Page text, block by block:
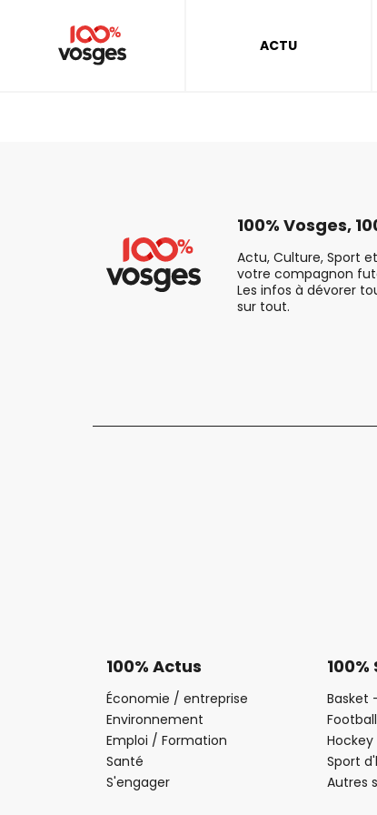
ACTU
100% Vosges,
Actu, Culture, Sport
votre compagnon
Les infos à dévorer
sur tout.
100% Actus
Économie / entreprise
Environnement
Emploi / Formation
Santé
S'engager
Basket
Football
Hockey
Sport
Autres